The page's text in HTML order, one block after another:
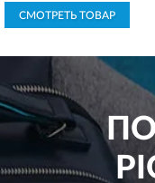
СМОТРЕТЬ ТОВАР